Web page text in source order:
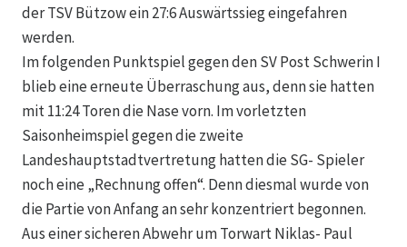
der TSV Bützow ein 27:6 Auswärtssieg eingefahren
werden.
Im folgenden Punktspiel gegen den SV Post Schwerin I
blieb eine erneute Überraschung aus, denn sie hatten
mit 11:24 Toren die Nase vorn. Im vorletzten
Saisonheimspiel gegen die zweite
Landeshauptstadtvertretung hatten die SG- Spieler
noch eine „Rechnung offen“. Denn diesmal wurde von
die Partie von Anfang an sehr konzentriert begonnen.
Aus einer sicheren Abwehr um Torwart Niklas- Paul